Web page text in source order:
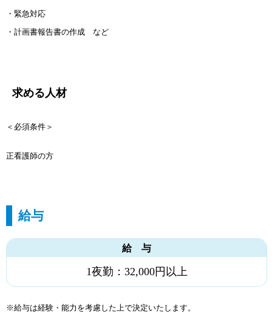
・緊急対応
・計画書報告書の作成 など
求める人材
＜必須条件＞
正看護師の方
給与
給 与
1夜勤：32,000円以上
※給与は経験・能力を考慮した上で決定いたします。